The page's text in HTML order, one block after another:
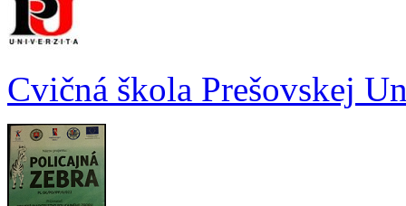
Cvičná škola Prešovskej